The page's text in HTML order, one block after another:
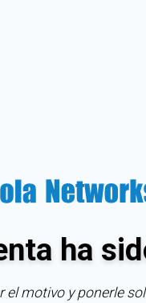
ha
el motivo y ponerle